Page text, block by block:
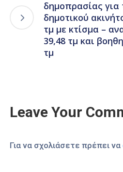
δημοπρασίας για
δημοτικού
τμ με κτίσμα –
39,48 τμ και
τμ
Leave Your
Για να σχολιάσετε πρέπει να